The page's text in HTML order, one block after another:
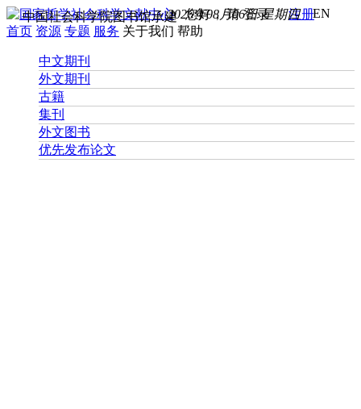
您好， 请登录 注册EN
2026年08月06日 星期四
中国社会科学院图书馆承建
首页 资源 专题 服务 关于我们 帮助
中文期刊
外文期刊
古籍
集刊
外文图书
优先发布论文